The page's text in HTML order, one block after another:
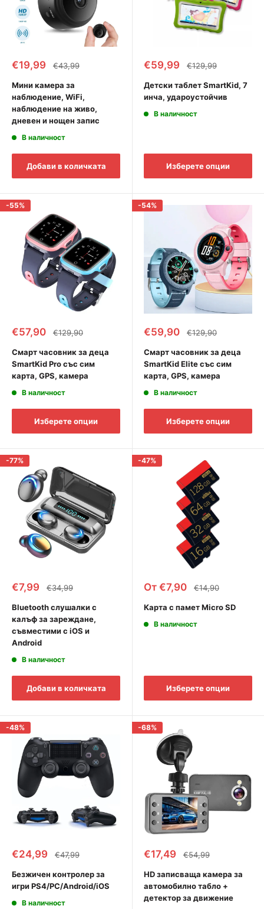
Промоционална
цена
€19,99
Редовна
цена
€43,99
Мини камера за
наблюдение, WiFi,
наблюдение на живо,
дневен и нощен запис
В наличност
Добави в количката
Промоционална
цена
€59,99
Редовна
€129,99
Детски таблет SmartKid, 7
инча, удароустойчив
В наличност
Изберете опции
-55%
Промоционална
цена
€57,90
Редовна
€129,90
Смарт часовник за деца
SmartKid Pro със сим
карта, GPS, камера
В наличност
Изберете опции
-54%
Промоционална
цена
€59,90
Редовна
€129,90
Смарт часовник за деца
SmartKid Elite със сим
карта, GPS, камера
В наличност
Изберете опции
-77%
Промоционална
цена
€7,99
Редовна
цена
€34,99
Bluetooth слушалки с
калъф за зареждане,
съвместими с iOS и
Android
В наличност
Добави в количката
-47%
Промоционална
От €7,90
Редовна
цена
€14,90
Карта с памет Micro SD
В наличност
Изберете опции
-48%
Промоционална
цена
€24,99
Редовна
цена
€47,99
Безжичен контролер за
игри PS4/PC/Android/iOS
В наличност
-68%
Промоционална
цена
€17,49
Редовна
цена
€54,99
HD записваща камера за
автомобилно табло +
детектор за движение